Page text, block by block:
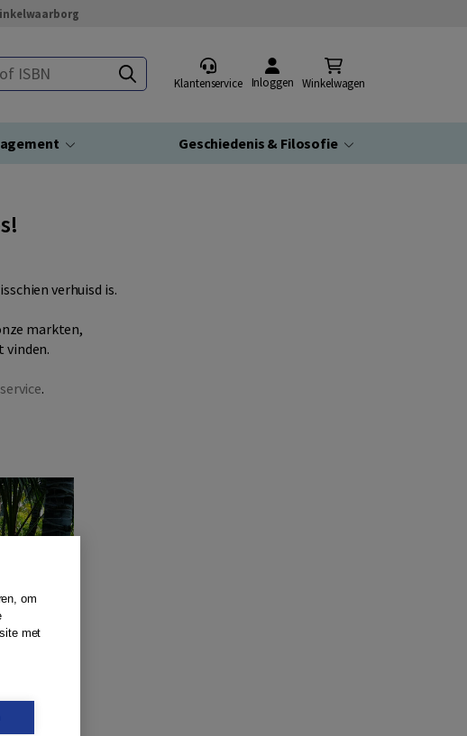
Klantenservice Inloggen Winkelwagen
Geschiedenis & Filosofie
verhuisd is.
markten,
vinden.
.
om
met